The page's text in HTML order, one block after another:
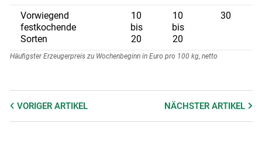
Vorwiegend
festkochende
Sorten
10
bis
20
10
bis
20
30
Häufigster Erzeugerpreis zu Wochenbeginn in Euro pro 100 kg, netto
VORIGER ARTIKEL NÄCHSTERARTIKEL